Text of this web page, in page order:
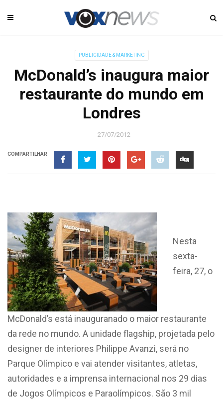
PUBLICIDADE & MARKETING
McDonald’s inaugura maior
restaurante do mundo em
Londres
27/07/2012
COMPARTILHAR
Nesta
sexta-
feira, 27, o
McDonald’s está inauguranado o maior restaurante
da rede no mundo. A unidade flagship, projetada pelo
designer de interiores Philippe Avanzi, será no
Parque Olímpico e vai atender visitantes, atletas,
autoridades e a imprensa internacional nos 29 dias
de Jogos Olímpicos e Paraolímpicos. São 3 mil